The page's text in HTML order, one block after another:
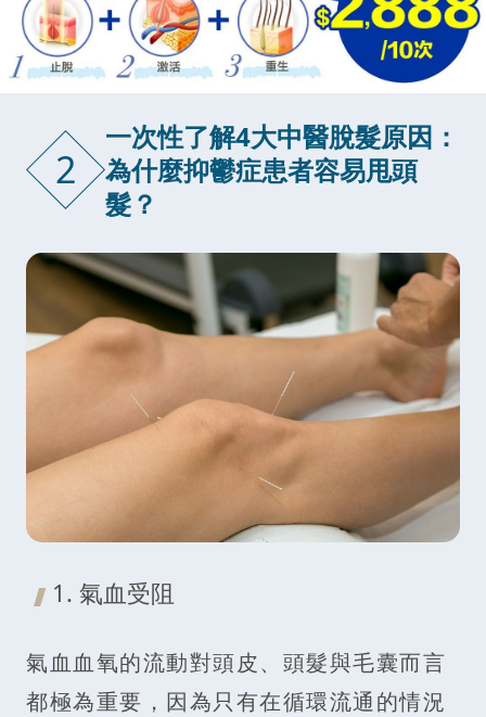
2
一次性了解4大中醫脫髮原因：
為什麼抑鬱症患者容易甩頭
髮？
1. 氣血受阻
氣血血氧的流動對頭皮、頭髮與毛囊而言
都極為重要，因為只有在循環流通的情況